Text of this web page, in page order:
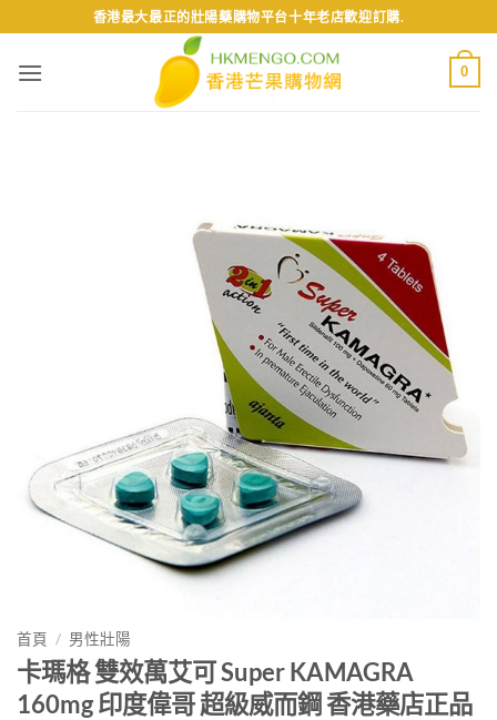
to
content
香港最大最正的壯陽藥購物平台十年老店歡迎訂購.
0
首頁 / 男性壯陽
卡瑪格 雙效萬艾可 Super KAMAGRA
160mg 印度偉哥 超級威而鋼 香港藥店正品